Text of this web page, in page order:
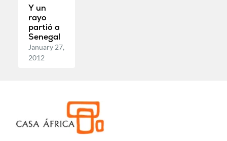
Y un
rayo
partió a
Senegal
January 27,
2012